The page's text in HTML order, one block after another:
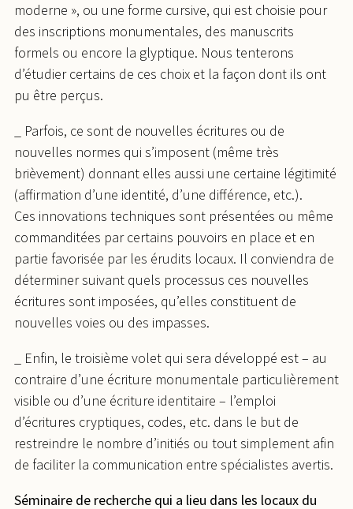
moderne », ou une forme cursive, qui est choisie pour
des inscriptions monumentales, des manuscrits
formels ou encore la glyptique. Nous tenterons
d’étudier certains de ces choix et la façon dont ils ont
pu être perçus.
_ Parfois, ce sont de nouvelles écritures ou de
nouvelles normes qui s’imposent (même très
brièvement) donnant elles aussi une certaine légitimité
(affirmation d’une identité, d’une différence, etc.).
Ces innovations techniques sont présentées ou même
commanditées par certains pouvoirs en place et en
partie favorisée par les érudits locaux. Il conviendra de
déterminer suivant quels processus ces nouvelles
écritures sont imposées, qu’elles constituent de
nouvelles voies ou des impasses.
_ Enfin, le troisième volet qui sera développé est – au
contraire d’une écriture monumentale particulièrement
visible ou d’une écriture identitaire – l’emploi
d’écritures cryptiques, codes, etc. dans le but de
restreindre le nombre d’initiés ou tout simplement afin
de faciliter la communication entre spécialistes avertis.
Séminaire de recherche qui a lieu dans les locaux du